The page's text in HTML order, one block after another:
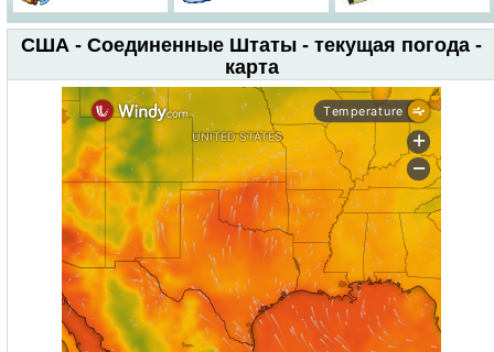
США - Соединенные Штаты - текущая погода -
карта